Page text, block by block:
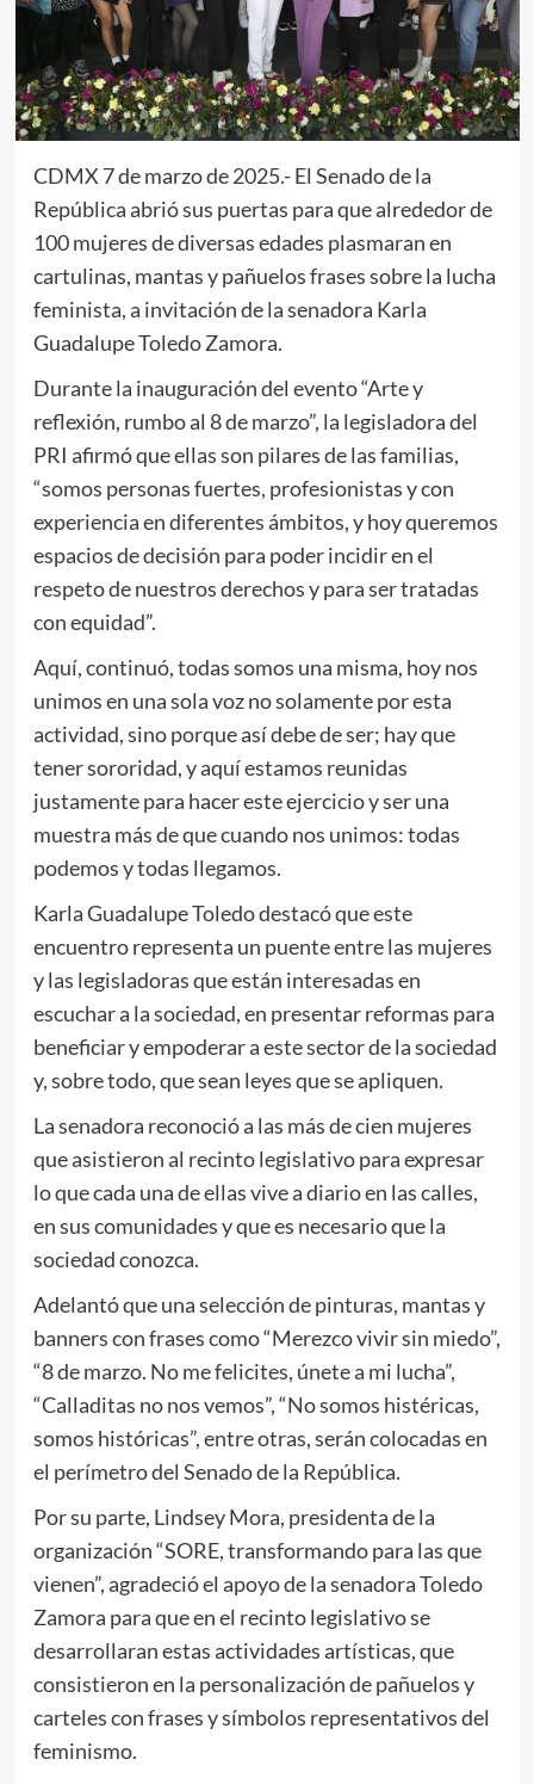
CDMX 7 de marzo de 2025.- El Senado de la
República abrió sus puertas para que alrededor de
100 mujeres de diversas edades plasmaran en
cartulinas, mantas y pañuelos frases sobre la lucha
feminista, a invitación de la senadora Karla
Guadalupe Toledo Zamora.
Durante la inauguración del evento “Arte y
reflexión, rumbo al 8 de marzo”, la legisladora del
PRI afirmó que ellas son pilares de las familias,
“somos personas fuertes, profesionistas y con
experiencia en diferentes ámbitos, y hoy queremos
espacios de decisión para poder incidir en el
respeto de nuestros derechos y para ser tratadas
con equidad”.
Aquí, continuó, todas somos una misma, hoy nos
unimos en una sola voz no solamente por esta
actividad, sino porque así debe de ser; hay que
tener sororidad, y aquí estamos reunidas
justamente para hacer este ejercicio y ser una
muestra más de que cuando nos unimos: todas
podemos y todas llegamos.
Karla Guadalupe Toledo destacó que este
encuentro representa un puente entre las mujeres
y las legisladoras que están interesadas en
escuchar a la sociedad, en presentar reformas para
beneficiar y empoderar a este sector de la sociedad
y, sobre todo, que sean leyes que se apliquen.
La senadora reconoció a las más de cien mujeres
que asistieron al recinto legislativo para expresar
lo que cada una de ellas vive a diario en las calles,
en sus comunidades y que es necesario que la
sociedad conozca.
Adelantó que una selección de pinturas, mantas y
banners con frases como “Merezco vivir sin miedo”,
“8 de marzo. No me felicites, únete a mi lucha”,
“Calladitas no nos vemos”, “No somos histéricas,
somos históricas”, entre otras, serán colocadas en
el perímetro del Senado de la República.
Por su parte, Lindsey Mora, presidenta de la
organización “SORE, transformando para las que
vienen”, agradeció el apoyo de la senadora Toledo
Zamora para que en el recinto legislativo se
desarrollaran estas actividades artísticas, que
consistieron en la personalización de pañuelos y
carteles con frases y símbolos representativos del
feminismo.